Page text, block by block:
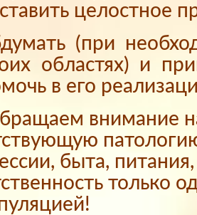
целостное
(при
областях) и
в его
внимание
быта,
только